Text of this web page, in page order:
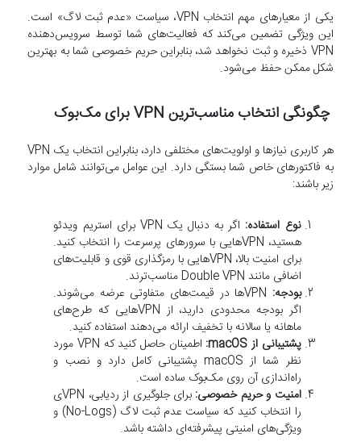
یکی از معیارهای مهم انتخاب VPN، سیاست «عدم ثبت لاگ» است.
این ویژگی تضمین می‌کند که فعالیت‌های شما توسط سرویس‌دهنده
VPN ذخیره و ثبت نخواهد شد، بنابراین حریم خصوصی شما به بهترین
شکل ممکن حفظ می‌شود.
چگونگی انتخاب مناسب‌ترین VPN برای مک‌بوک
هر کاربری نیازها و اولویت‌های مختلفی دارد، بنابراین انتخاب یک VPN
به فاکتورهای خاص شما بستگی دارد. این عوامل می‌توانند شامل موارد
زیر باشند:
نوع استفاده:
اگر به دنبال یک VPN برای استریم ویدئو
هستید، VPNهایی با سرورهای پرسرعت را انتخاب کنید.
برای امنیت بالا، VPNهایی با رمزگذاری قوی و قابلیت‌های
اضافی مانند Double VPN مناسب‌ترند.
بودجه:
VPNها در قیمت‌های متفاوتی عرضه می‌شوند.
اگر بودجه محدودی دارید، از VPNهایی که طرح‌های
ماهانه یا سالانه با تخفیف ارائه می‌دهند استفاده کنید.
پشتیبانی از macOS:
اطمینان حاصل کنید که VPN مورد
نظر شما از macOS پشتیبانی کامل دارد و نصب و
راه‌اندازی آن روی مک‌بوک ساده است.
امنیت و حریم خصوصی:
برای جلوگیری از ردیابی، VPNی
را انتخاب کنید که سیاست عدم ثبت لاگ (No-Logs) و
ویژگی‌های امنیتی پیشرفته‌ای داشته باشد.